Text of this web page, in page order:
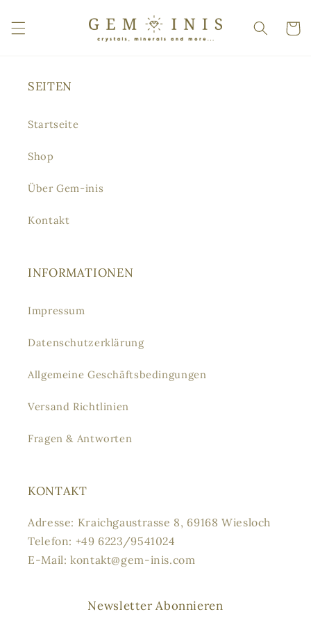
Inhalt
SEITEN
Startseite
Shop
Über Gem-inis
Kontakt
INFORMATIONEN
Impressum
Datenschutzerklärung
Allgemeine Geschäftsbedingungen
Versand Richtlinien
Fragen & Antworten
KONTAKT
Adresse: Kraichgaustrasse 8, 69168 Wiesloch
Telefon: +49 6223/9541024
E-Mail: kontakt@gem-inis.com
Newsletter Abonnieren